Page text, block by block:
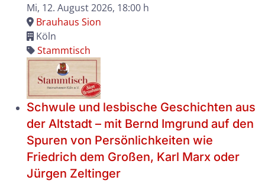
Mi, 12. August 2026, 18:00 h
Brauhaus Sion
Köln
Stammtisch
Schwule und lesbische Geschichten aus
der Altstadt – mit Bernd Imgrund auf den
Spuren von Persönlichkeiten wie
Friedrich dem Großen, Karl Marx oder
Jürgen Zeltinger